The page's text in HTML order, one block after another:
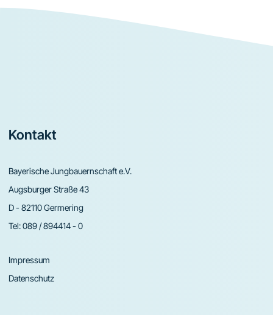
Footer
Kontakt
Bayerische Jungbauernschaft e.V.
Augsburger Straße 43
D - 82110 Germering
Tel:089 / 894414 - 0
Impressum
Datenschutz